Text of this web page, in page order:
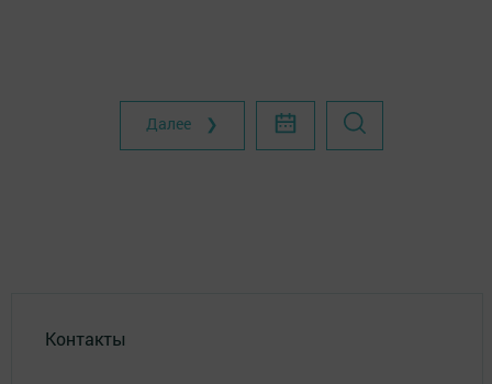
Далее ❯
Контакты